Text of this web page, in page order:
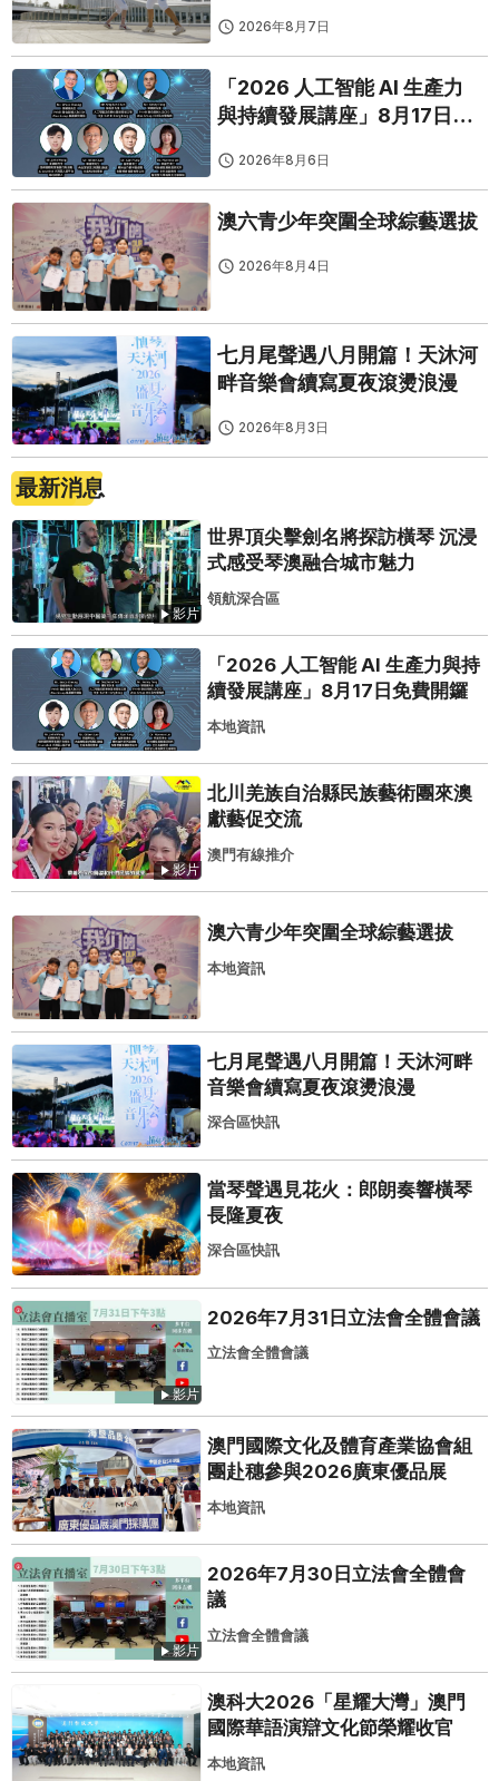
2026年8月7日
「2026 人工智能 AI 生產力
與持續發展講座」8月17日免
2026年8月6日
澳六青少年突圍全球綜藝選拔
2026年8月4日
七月尾聲遇八月開篇！天沐河
畔音樂會續寫夏夜滾燙浪漫
2026年8月3日
最新消息
影片
世界頂尖擊劍名將探訪橫琴 沉浸
式感受琴澳融合城市魅力
領航深合區
「2026 人工智能 AI 生產力與持
續發展講座」8月17日免費開鑼
本地資訊
影片
北川羌族自治縣民族藝術團來澳
獻藝促交流
澳門有線推介
澳六青少年突圍全球綜藝選拔
本地資訊
七月尾聲遇八月開篇！天沐河畔
音樂會續寫夏夜滾燙浪漫
深合區快訊
當琴聲遇見花火：郎朗奏響橫琴
長隆夏夜
深合區快訊
影片
2026年7月31日立法會全體會議
立法會全體會議
澳門國際文化及體育產業協會組
團赴穗參與2026廣東優品展
本地資訊
影片
2026年7月30日立法會全體會
議
立法會全體會議
澳科大2026「星耀大灣」澳門
國際華語演辯文化節榮耀收官
本地資訊